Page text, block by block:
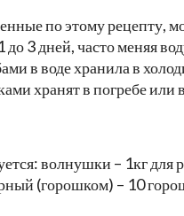
по этому рецепту,
до 3 дней, часто меняя
в воде хранила в
хранят в погребе или
волнушки – 1кг для
(горошком) – 10